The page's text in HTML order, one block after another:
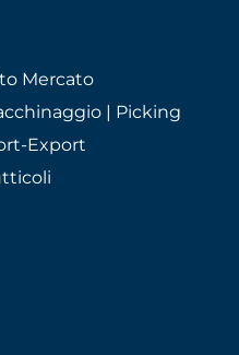
Mercato
| Picking
Export